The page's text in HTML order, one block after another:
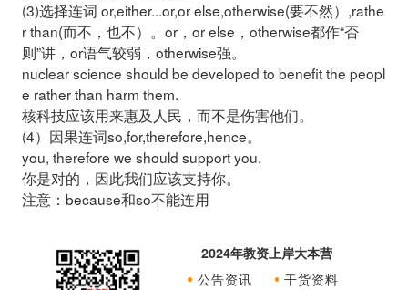
(3)选择连词 or,either...or,or else,otherwise(要不然）,rathe
rthan(而不，也不）。or，or else，otherwise都作“否
则”讲，or语气较弱， otherwise强。
nuclear science should be developed to benefit the peopl
e rather than harm them.
核科技应该用来惠及人民，而不是伤害他们。
(4）因果连词so,for,therefore,hence。
you, therefore we should support you.
你是对的，因此我们应该支持你。
注意：because和so不能连用
2024年教资上岸大本营
公告资讯
干货资料